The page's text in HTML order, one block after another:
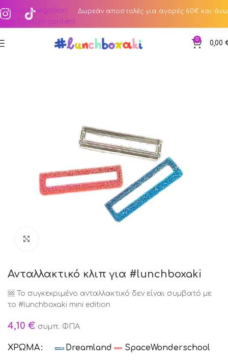
Skip to navigation
Skip to main content
Δωρεάν αποστολές για αγορές 60€ και άνω
0 0,00
Ανταλλακτικό κλιπ για #lunchboxaki
🆘 Το συγκεκριμένο ανταλλακτικό δεν είναι συμβατό με
το #lunchboxaki mini edition
4,10 € συμπ. ΦΠΑ
ΧΡΩΜΑ Dreamland SpaceWonderschool